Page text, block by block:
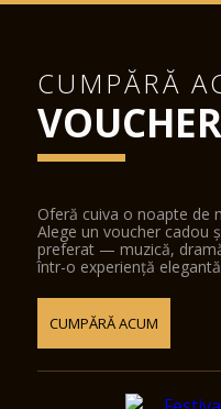
CUMPĂRĂ
Oferă cuiva o noapte de
Alege un voucher cadou
preferat — muzică,
într-o experiență
CUMPĂRĂ ACUM